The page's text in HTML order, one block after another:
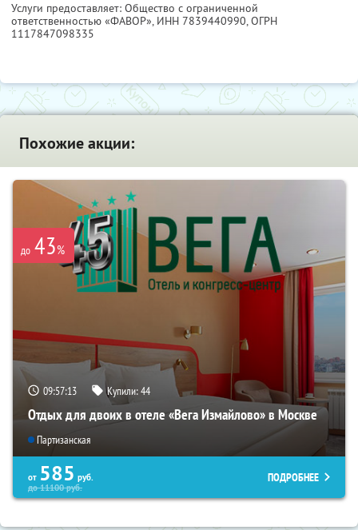
Услуги предоставляет: Общество с ограниченной
ответственностью «ФАВОР», ИНН 7839440990, ОГРН
1117847098335
Похожие акции:
до 43%
09:57:13 Купили:44
Отдых для двоих в отеле «Вега Измайлово» в Москве
Партизанская
от 585 руб.
до11100руб.
ПОДРОБНЕЕ